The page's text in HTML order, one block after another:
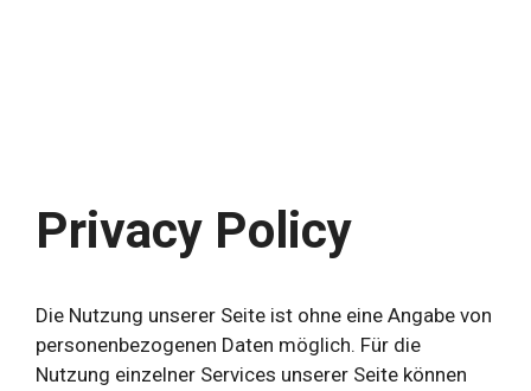
Privacy Policy
Die Nutzung unserer Seite ist ohne eine Angabe von
personenbezogenen Daten möglich. Für die
Nutzung einzelner Services unserer Seite können